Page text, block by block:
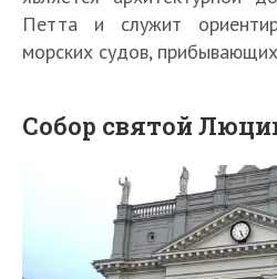
Петта и служит
морских судов,
Собор святой